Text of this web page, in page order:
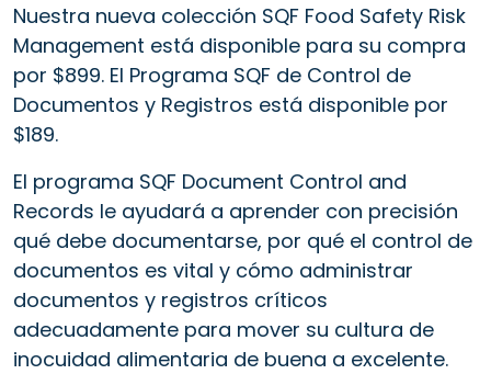
Nuestra nueva colección SQF Food Safety Risk
Management está disponible para su compra
por $899. El Programa SQF de Control de
Documentos y Registros está disponible por
$189.
El programa SQF Document Control and
Records le ayudará a aprender con precisión
qué debe documentarse, por qué el control de
documentos es vital y cómo administrar
documentos y registros críticos
adecuadamente para mover su cultura de
inocuidad alimentaria de buena a excelente.